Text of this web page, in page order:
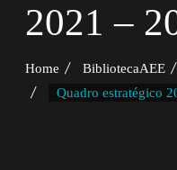
2021 –
Home BibliotecaAEE
Quadro estratégico